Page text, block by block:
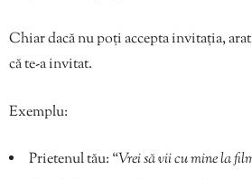
Chiar dacă nu poți accepta invitația,
că te-a invitat.
Exemplu:
Prietenul tău: “Vrei să vii cu mine la